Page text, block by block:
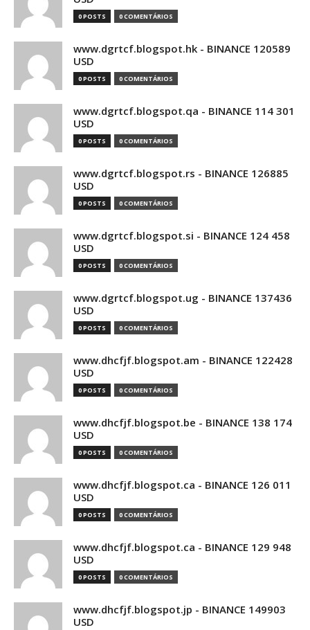
0 POSTS 0 COMENTÁRIOS
www.dgrtcf.blogspot.hk - BINANCE 120589
USD
0 POSTS 0 COMENTÁRIOS
www.dgrtcf.blogspot.qa - BINANCE 114 301
USD
0 POSTS 0 COMENTÁRIOS
www.dgrtcf.blogspot.rs - BINANCE 126885
USD
0 POSTS 0 COMENTÁRIOS
www.dgrtcf.blogspot.si - BINANCE 124 458
USD
0 POSTS 0 COMENTÁRIOS
www.dgrtcf.blogspot.ug - BINANCE 137436
USD
0 POSTS 0 COMENTÁRIOS
www.dhcfjf.blogspot.am - BINANCE 122428
USD
0 POSTS 0 COMENTÁRIOS
www.dhcfjf.blogspot.be - BINANCE 138 174
USD
0 POSTS 0 COMENTÁRIOS
www.dhcfjf.blogspot.ca - BINANCE 126 011
USD
0 POSTS 0 COMENTÁRIOS
www.dhcfjf.blogspot.ca - BINANCE 129 948
USD
0 POSTS 0 COMENTÁRIOS
www.dhcfjf.blogspot.jp - BINANCE 149903
USD